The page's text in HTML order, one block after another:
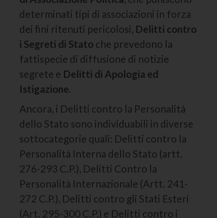
determinati tipi di associazioni in forza
dei fini ritenuti pericolosi, Delitti contro
i Segreti di Stato che prevedono la
fattispecie di diffusione di notizie
segrete e Delitti di Apologia ed
Istigazione.
Ancora, i Delitti contro la Personalità
dello Stato sono individuabili in diverse
sottocategorie quali: Delitti contro la
Personalità Interna dello Stato (artt.
276-293 C.P.), Delitti Contro la
Personalità Internazionale (Artt. 241-
272 C.P.), Delitti contro gli Stati Esteri
(Art. 295-300 C.P.) e Delitti contro i